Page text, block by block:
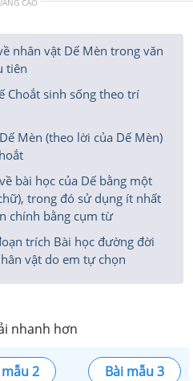
CÁO
nhân vật Dế Mèn trong văn
tiên
Choắt sinh sống theo trí
Mèn (theo lời của Dế Mèn)
bài học của Dế bằng một
trong đó sử dụng ít nhất
chính bằng cụm từ
trích Bài học đường đời
vật do em tự chọn
nhanh hơn
2
Bài mẫu 3